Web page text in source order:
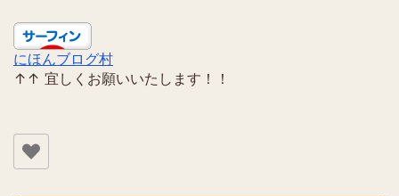
にほんブログ村
↑↑ 宜しくお願いいたします！！